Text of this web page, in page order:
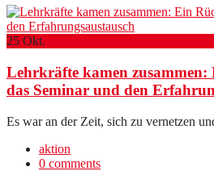
25 Okt.
Lehrkräfte kamen
das Seminar und den
Es war an der Zeit, sich zu vernetzen
aktion
0 comments